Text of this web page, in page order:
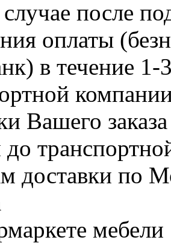
после
оплаты
в течение
Вашего
доставки по